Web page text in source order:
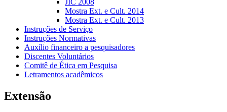
JIC 2008
Mostra Ext. e Cult. 2014
Mostra Ext. e Cult. 2013
Instruções de Serviço
Instruções Normativas
Auxílio financeiro a pesquisadores
Discentes Voluntários
Comitê de Ética em Pesquisa
Letramentos acadêmicos
Extensão